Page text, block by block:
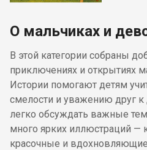
О мальчиках и
В этой категории собраны
приключениях и открытиях
Истории помогают детям
смелости и уважению друг к
легко обсуждать важные
много ярких иллюстраций —
красочные и